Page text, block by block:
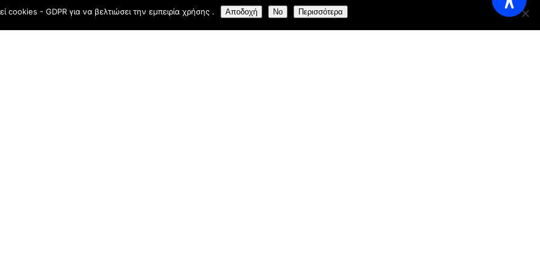
cookies - GDPR για να βελτιώσει την εμπειρία χρήσης . Αποδοχή No Περισσότερα